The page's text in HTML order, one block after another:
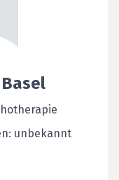
Basel
unbekannt